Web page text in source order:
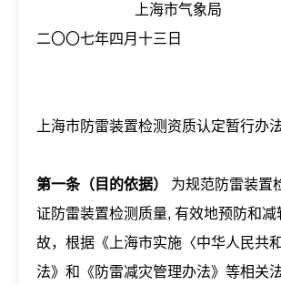
上海市气象局
二〇〇七年四月十三日
上海市防雷装置检测资质认定暂行办
第一条（目的依据）
为规范防雷装置
证防雷装置检测质量, 有效地预防和
故，根据《上海市实施〈中华人民共
法》和《防雷减灾管理办法》等相关